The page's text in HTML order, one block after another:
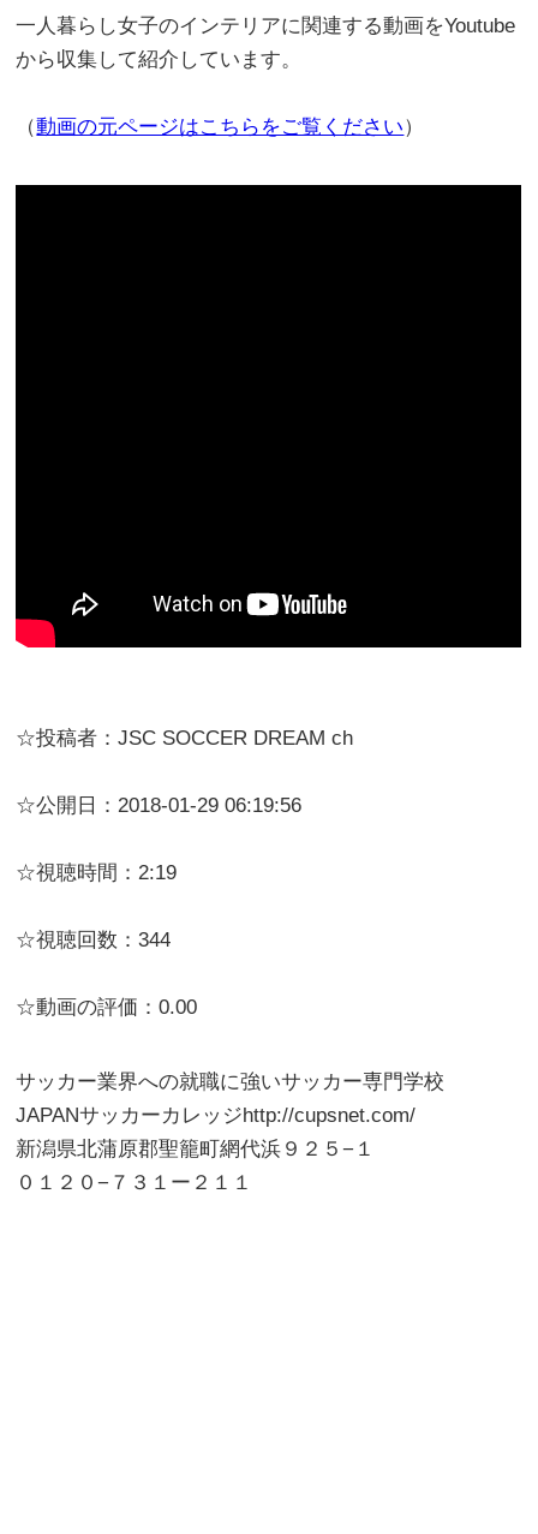
一人暮らし女子のインテリアに関連する動画をYoutube
から収集して紹介しています。
（動画の元ページはこちらをご覧ください）
☆投稿者：JSC SOCCER DREAM ch
☆公開日：2018-01-29 06:19:56
☆視聴時間：2:19
☆視聴回数：344
☆動画の評価：0.00
サッカー業界への就職に強いサッカー専門学校
JAPANサッカーカレッジhttp://cupsnet.com/
新潟県北蒲原郡聖籠町網代浜９２５−１
０１２０−７３１ー２１１